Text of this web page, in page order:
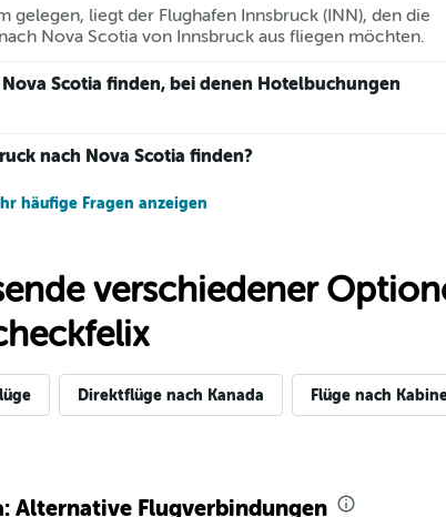
gelegen, liegt der Flughafen Innsbruck (INN), den die
Nova Scotia von Innsbruck aus fliegen möchten.
Scotia finden, bei denen Hotelbuchungen
nach Nova Scotia finden?
häufige Fragen anzeigen
verschiedener
Direktflüge nach Kanada Flüge nach
Alternative Flugverbindungen